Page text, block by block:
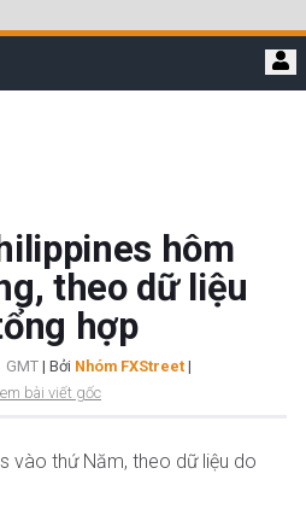
hôm
theo dữ liệu
hợp
GMT | Bởi Nhóm FXStreet |
bài viết gốc
vào thứ Năm, theo dữ liệu do